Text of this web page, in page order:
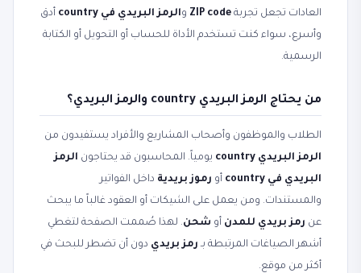
العادات تجعل تجربة ZIP code والرمز البريدي في country
أدق
وأسرع، سواء كنت تستخدم الأداة للحساب أو التحويل أو الكتابة
الرسمية.
من يحتاج الرمز البريدي country والرمز البريدي؟
الطلاب والموظفون وأصحاب المشاريع والأفراد يستفيدون من
الرمز البريدي country
يومياً. المحاسبون قد يحتاجون الرمز
البريدي في country
أو رموز بريدية داخل الفواتير
والمستندات. ومن يعمل على الشيكات أو العقود غالباً ما يبحث
عن رمز بريدي للمدن أو شحن. لهذا صُممت الصفحة لتغطي
أشهر الصياغات المرتبطة بـ رمز بريدي دون أن تضطر للبحث في
أكثر من موقع.